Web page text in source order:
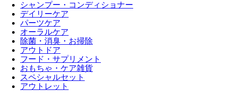
シャンプー・コンディショナー
デイリーケア
パーツケア
オーラルケア
除菌・消臭・お掃除
アウトドア
フード・サプリメント
おもちゃ・ケア雑貨
スペシャルセット
アウトレット